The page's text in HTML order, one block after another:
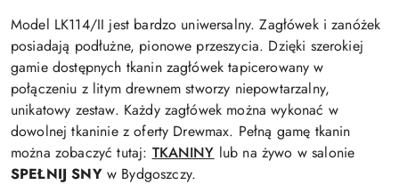
Model LK114/II jest bardzo uniwersalny. Zagłówek i zanóżek
posiadają podłużne, pionowe przeszycia. Dzięki szerokiej
gamie dostępnych tkanin zagłówek tapicerowany w
połączeniu z litym drewnem stworzy niepowtarzalny,
unikatowy zestaw. Każdy zagłówek można wykonać w
dowolnej tkaninie z oferty Drewmax. Pełną gamę tkanin
można zobaczyć tutaj: TKANINY lub na żywo w salonie
SPEŁNIJ SNYw Bydgoszczy.